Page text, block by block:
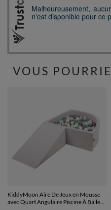
VOUS
KiddyMoon Aire De Jeux en Mousse
avec Quart Angulaire Piscine À Balles